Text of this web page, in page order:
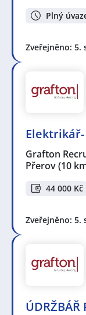
Plný
Zveřejněno: 5.
Grafton
Přerov(10
44 000 Kč
Zveřejněno: 5.